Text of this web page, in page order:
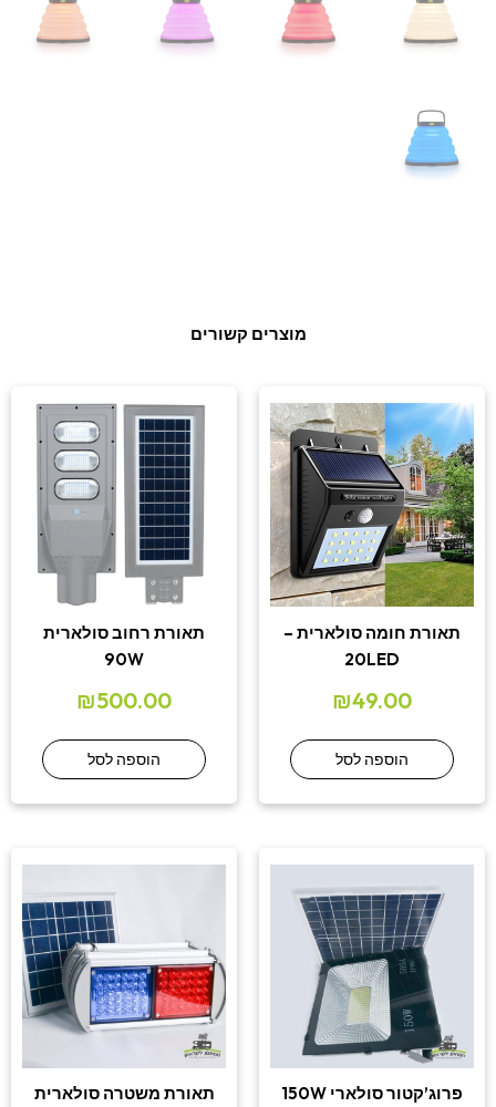
מוצרים קשורים
תאורת חומה סולארית –
20LED
₪49.00
הוספה לסל
תאורת רחוב סולארית
90W
₪500.00
הוספה לסל
פרוג’קטור סולארי 150W
תאורת משטרה סולארית